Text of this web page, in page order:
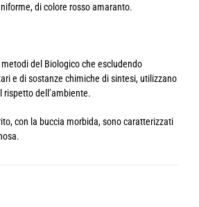
di colore rosso amaranto.
del Biologico che escludendo
e di sostanze chimiche di sintesi, utilizzano
dell’ambiente.
con la buccia morbida, sono caratterizzati